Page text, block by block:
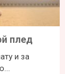
плед
и за